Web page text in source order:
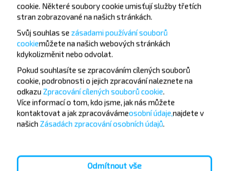
Chcete cestovat
levněji?
Nenechte si ujít akce, slevy a další zajímavé nabídky
od společnosti INFOBUS. Přihlaste se k odběru
novinek a cestujte s námi levněji!
Přihlásit se
cookie. Některé soubory cookie umisťují služby třetích
stran zobrazované na našich stránkách.
Svůj souhlas se zásadami používání souborů
cookiemůžete na našich webových stránkách
kdykolizměnit nebo odvolat.
Pokud souhlasíte se zpracováním cílených souborů
cookie, podrobnosti o jejich zpracování naleznete na
odkazu Zpracování cílených souborů cookie.
Více informací o tom, kdo jsme, jak nás můžete
kontaktovat a jak zpracovávámeosobní údaje,najdete v
našich Zásadách zpracování osobních údajů.
Odmítnout vše